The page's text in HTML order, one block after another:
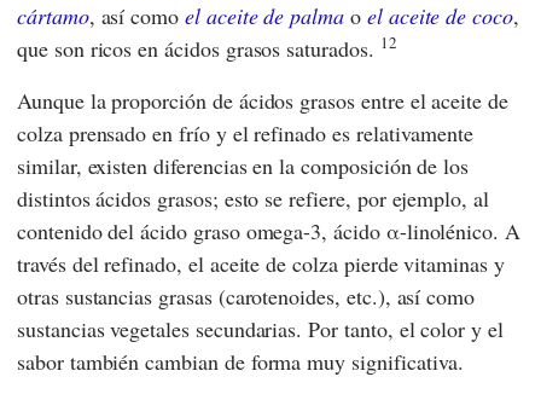
cártamo, así comoel aceite de palma o el aceite de coco,
que son ricos en ácidos grasos saturados. 12
Aunque la proporción de ácidos grasos entre el aceite de
colza prensado en frío y el refinado es relativamente
similar, existen diferencias en la composición de los
distintos ácidos grasos; esto se refiere, por ejemplo, al
contenido del ácido graso omega-3, ácido α-linolénico. A
través del refinado, el aceite de colza pierde vitaminas y
otras sustancias grasas (carotenoides, etc.), así como
sustancias vegetales secundarias. Por tanto, el color y el
sabor también cambian de forma muy significativa.